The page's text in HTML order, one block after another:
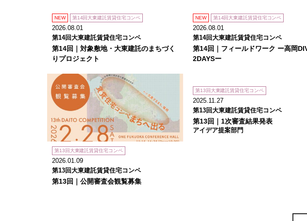
NEW 第14回大東建託賃貸住宅コンペ
2026.08.01
第14回大東建託賃貸住宅コンペ
第14回｜対象敷地・大東建託のまちづく
りプロジェクト
NEW 第14回大東建託賃貸住宅コンペ
2026.08.01
第14回大東建託賃貸住宅コンペ
第14回｜フィールドワーク ー高岡
2DAYSー
第13回大東建託賃貸住宅コンペ
2026.01.09
第13回大東建託賃貸住宅コンペ
第13回｜公開審査会観覧募集
第13回大東建託賃貸住宅コンペ
2025.11.27
第13回大東建託賃貸住宅コンペ
第13回｜1次審査結果発表
アイデア提案部門